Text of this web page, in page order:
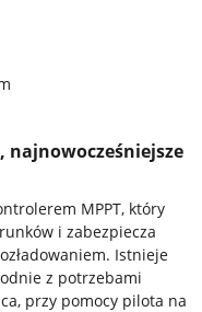
MPPT, który
i zabezpiecza
Istnieje
z potrzebami
przy pomocy pilota na